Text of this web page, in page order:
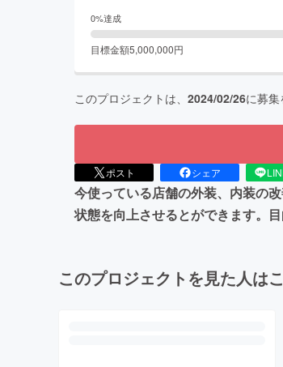
0%達成
目標金額5,000,000円
このプロジェクトは、 2024/02/26に募集
ポスト シェア
今使っている店舗の外装、内装の
状態を向上させるとができます。
このプロジェクトを見た人は